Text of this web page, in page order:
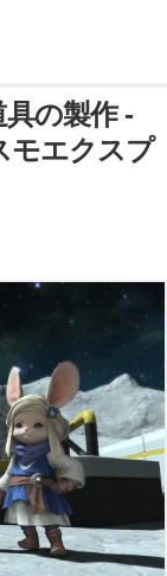
具の製作 -
モエクスプ